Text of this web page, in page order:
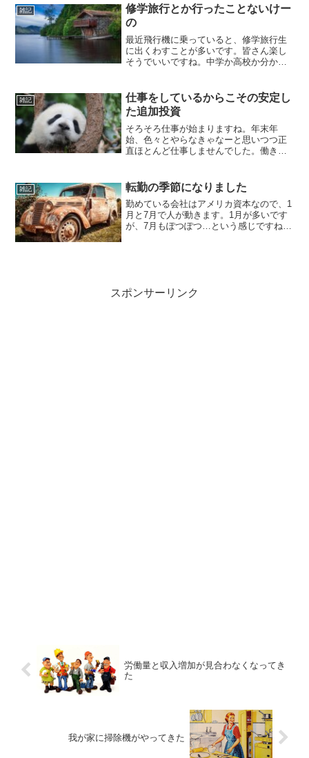
ージはありません。ドル...
雑記
修学旅行とか行ったことないけー
の
最近飛行機に乗っていると、修学旅行生
に出くわすことが多いです。皆さん楽し
そうでいいですね。中学か高校か分かり
ぉ！」と数十人規模のざわめきが起こる
ので、なんか微笑ましいです...
雑記
仕事をしているからこその安定し
た追加投資
そろそろ仕事が始まりますね。年末年
始、色々とやらなきゃなーと思いつつ正
直ほとんど仕事しませんでした。働きた
らスイッチみたいなのがあって、オフに
なると人間ダメですね。...
雑記 転勤の季節になりました
勤めている会社はアメリカ資本なので、1
月と7月で人が動きます。1月が多いです
が、7月もぽつぽつ…という感じですね。
スポンサーリンク
労働量と収入増加が見合わなくなってき
た
我が家に掃除機がやってきた